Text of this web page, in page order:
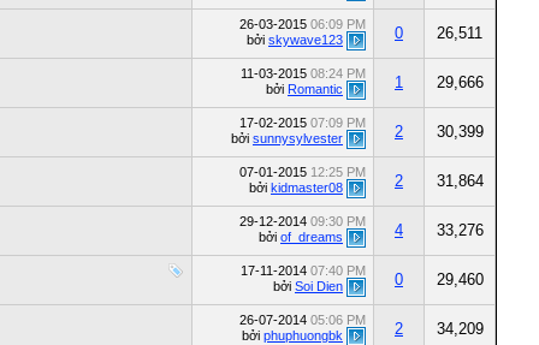
26-03-2015 06:09 PM
bởi skywave123 0 26,511
11-03-2015 08:24 PM
bởi Romantic 1 29,666
17-02-2015 07:09 PM
bởi sunnysylvester 2 30,399
07-01-2015 12:25 PM
bởi kidmaster08 2 31,864
29-12-2014 09:30 PM
bởi of_dreams 4 33,276
17-11-2014 07:40 PM
bởi Soi Dien 0 29,460
26-07-2014 05:06 PM
bởi phuphuongbk 2 34,209